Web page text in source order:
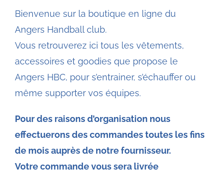
Bienvenue sur la boutique en ligne du
Angers Handball club.
Vous retrouverez ici tous les vêtements,
accessoires et goodies que propose le
Angers HBC, pour s’entrainer, s’échauffer ou
même supporter vos équipes.
Pour des raisons d’organisation nous
effectuerons des commandes toutes les fins
de mois auprès de notre fournisseur.
Votre commande vous sera livrée